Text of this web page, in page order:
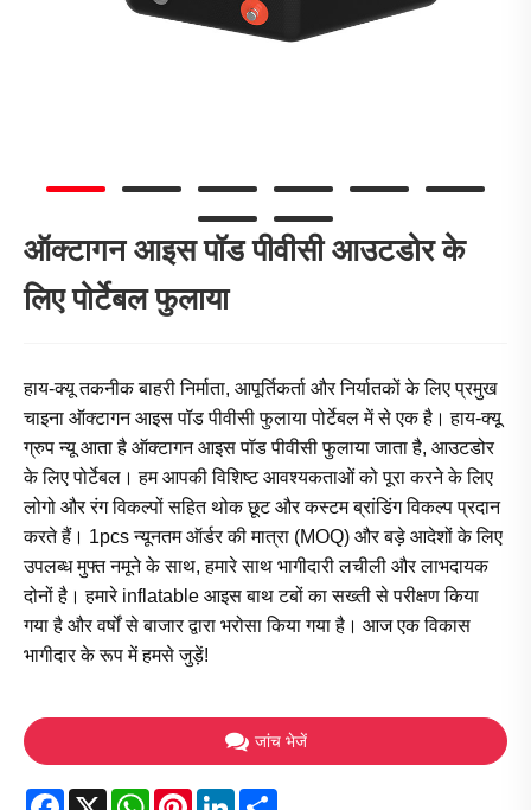
ऑक्टागन आइस पॉड पीवीसी आउटडोर के
लिए पोर्टेबल फुलाया
हाय-क्यू तकनीक बाहरी निर्माता, आपूर्तिकर्ता और निर्यातकों के लिए प्रमुख
चाइना ऑक्टागन आइस पॉड पीवीसी फुलाया पोर्टेबल में से एक है। हाय-क्यू
ग्रुप न्यू आता है ऑक्टागन आइस पॉड पीवीसी फुलाया जाता है, आउटडोर
के लिए पोर्टेबल। हम आपकी विशिष्ट आवश्यकताओं को पूरा करने के लिए
लोगो और रंग विकल्पों सहित थोक छूट और कस्टम ब्रांडिंग विकल्प प्रदान
करते हैं। 1pcs न्यूनतम ऑर्डर की मात्रा (MOQ) और बड़े आदेशों के लिए
उपलब्ध मुफ्त नमूने के साथ, हमारे साथ भागीदारी लचीली और लाभदायक
दोनों है। हमारे inflatable आइस बाथ टबों का सख्ती से परीक्षण किया
गया है और वर्षों से बाजार द्वारा भरोसा किया गया है। आज एक विकास
भागीदार के रूप में हमसे जुड़ें!
जांच भेजें
Facebook
X WhatsApp
PinterestLinkedIn